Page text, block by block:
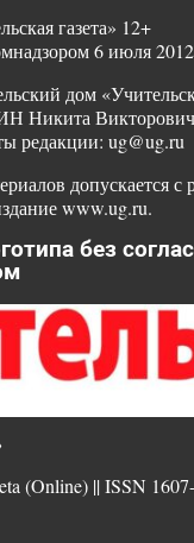
газета» 12+
6 июля
дом
Никита
редакции: ug@ug.ru
допускается с
www.ug.ru.
без
(Online) || ISSN